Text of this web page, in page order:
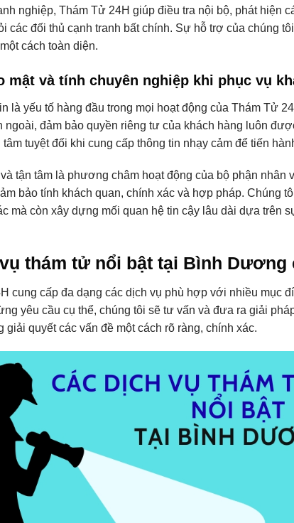
nghiệp, Thám Tử 24H giúp điều tra nội bộ, phát hiện
các đối thủ cạnh tranh bất chính. Sự hỗ trợ của chúng
cách toàn diện.
mật và tính chuyên nghiệp khi phục vụ
là yếu tố hàng đầu trong mọi hoạt động của Thám Tử
ngoài, đảm bảo quyền riêng tư của khách hàng luôn
tâm tuyệt đối khi cung cấp thông tin nhạy cảm để tiến
tận tâm là phương châm hoạt động của bộ phận
bảo tính khách quan, chính xác và hợp pháp. Chúng
mà còn xây dựng mối quan hệ tin cậy lâu dài dựa trên
thám tử nổi bật tại Bình Dương
cung cấp đa dạng các dịch vụ phù hợp với nhiều mục
yêu cầu cụ thể, chúng tôi sẽ tư vấn và đưa ra giải
giải quyết các vấn đề một cách rõ ràng, chính xác.